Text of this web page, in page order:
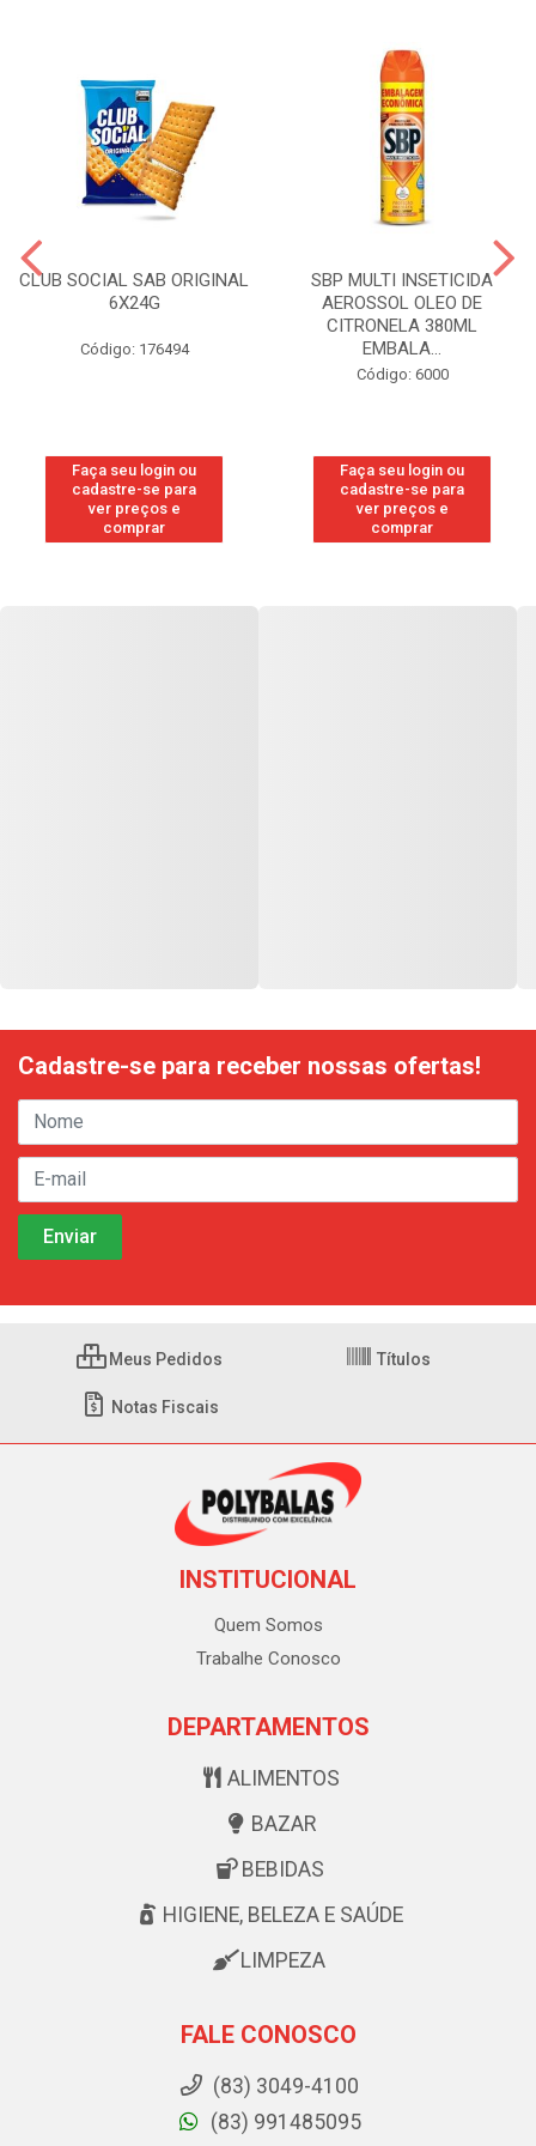
CLUB SOCIAL SAB ORIGINAL
6X24G
Código: 176494
Faça seu login ou
cadastre-se para
ver preços e
comprar
SBP MULTI INSETICIDA
AEROSSOL OLEO DE
CITRONELA 380ML
EMBALA...
Código: 6000
Faça seu login ou
cadastre-se para
ver preços e
comprar
Cadastre-se para receber nossas ofertas!
Meus Pedidos Títulos
Notas Fiscais
INSTITUCIONAL
Quem Somos
Trabalhe Conosco
DEPARTAMENTOS
ALIMENTOS
BAZAR
BEBIDAS
HIGIENE, BELEZA E SAÚDE
LIMPEZA
FALE CONOSCO
(83) 3049-4100
(83) 991485095